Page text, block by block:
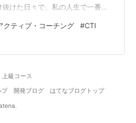
けた日々で、私の人生で一番濃
時間。自分の累計セッショ
ました！会社員やりながら、こん
ったな〜。人間ってすごい！ 上
えるととても楽しい。今私たち
を終えて…
クティブ・コーチング #CTI
上級コース
プ 開発ブログ
はてなブログトップ